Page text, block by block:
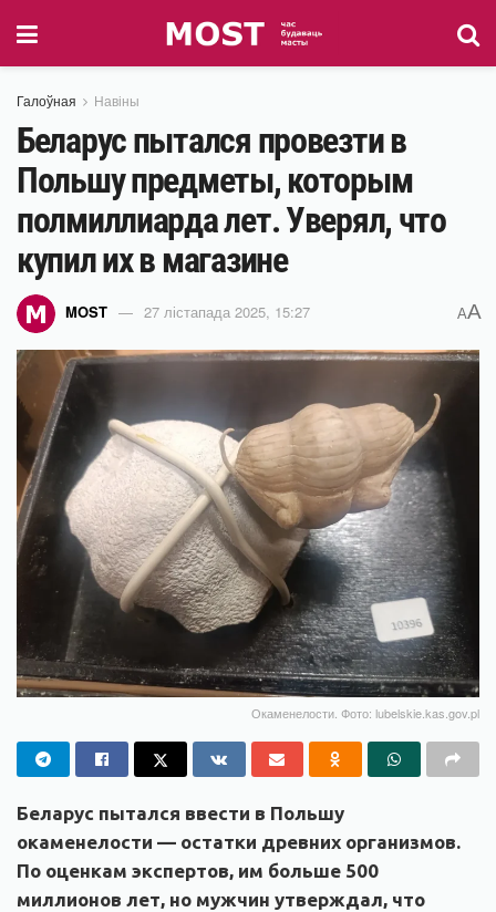
Галоўная Навіны
Беларус пытался провезти в
Польшу предметы, которым
полмиллиарда лет. Уверял, что
купил их в магазине
MOST 27 лістапада 2025, 15:27 AA
Окаменелости. Фото: lubelskie.kas.gov.pl
Беларус пытался ввести в Польшу
окаменелости — остатки древних организмов.
По оценкам экспертов, им больше 500
миллионов лет, но мужчин утверждал, что